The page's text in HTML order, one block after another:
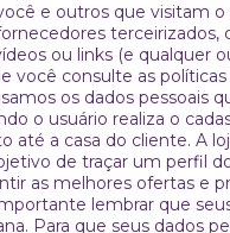
e outros que visitam
terceirizados,
ou links (e qualquer
você consulte as políticas
os dados pessoais
o usuário realiza o
até a casa do cliente. A
de traçar um perfil
as melhores ofertas e
lembrar que
Para que seus dados